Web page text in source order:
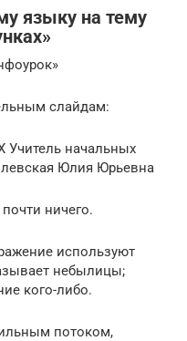
языку на тему
слайдам:
начальных
Юлия Юрьевна
ничего.
используют
небылицы;
кого-либо.
потоком,